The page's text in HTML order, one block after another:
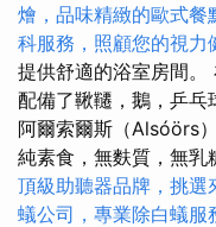
燴，品味精緻的歐式餐
科服務，照顧您的視力
提供舒適的浴室房間。
配備了鞦韆，鵝，乒乓
阿爾索爾斯（Alsóörs
純素食，無麩質，無乳
頂級助聽器品牌，挑選
蟻公司，專業除白蟻服